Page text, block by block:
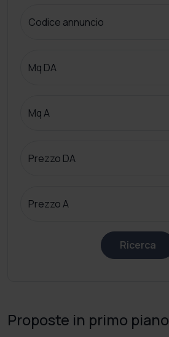
Codice annuncio
Mq DA
Mq A
Prezzo DA
Prezzo A
Ricerca
Proposte in primo piano